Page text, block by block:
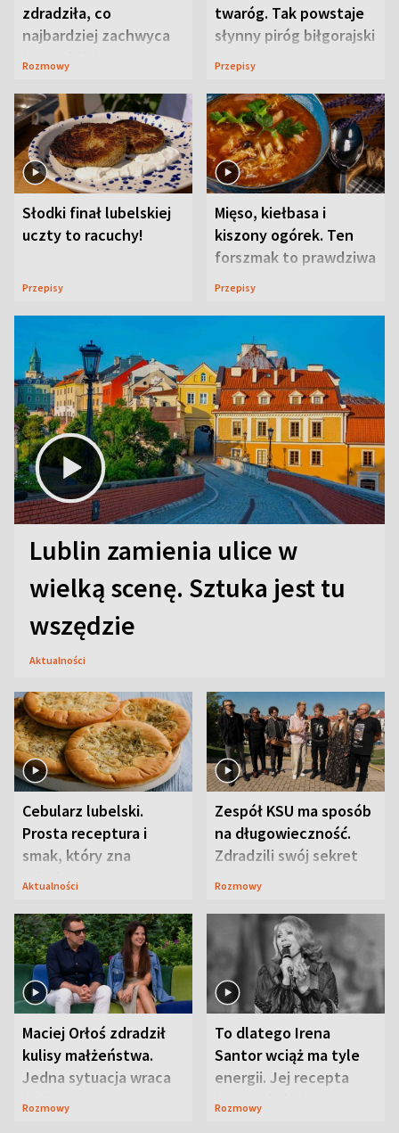
zdradziła, co
najbardziej zachwyca
ją w Lublinie
Rozmowy
twaróg. Tak powstaje
słynny piróg biłgorajski
Przepisy
Słodki finał lubelskiej
uczty to racuchy!
Przepisy
Mięso, kiełbasa i
kiszony ogórek. Ten
forszmak to prawdziwa
uczta
Przepisy
Lublin zamienia ulice w
wielką scenę. Sztuka jest tu
wszędzie
Aktualności
Cebularz lubelski.
Prosta receptura i
smak, który zna
Lubelszczyzna
Aktualności
Zespół KSU ma sposób
na długowieczność.
Zdradzili swój sekret
Rozmowy
Maciej Orłoś zdradził
kulisy małżeństwa.
Jedna sytuacja wraca
jak bumerang
Rozmowy
To dlatego Irena
Santor wciąż ma tyle
energii. Jej recepta
jest zaskakująco
Rozmowy